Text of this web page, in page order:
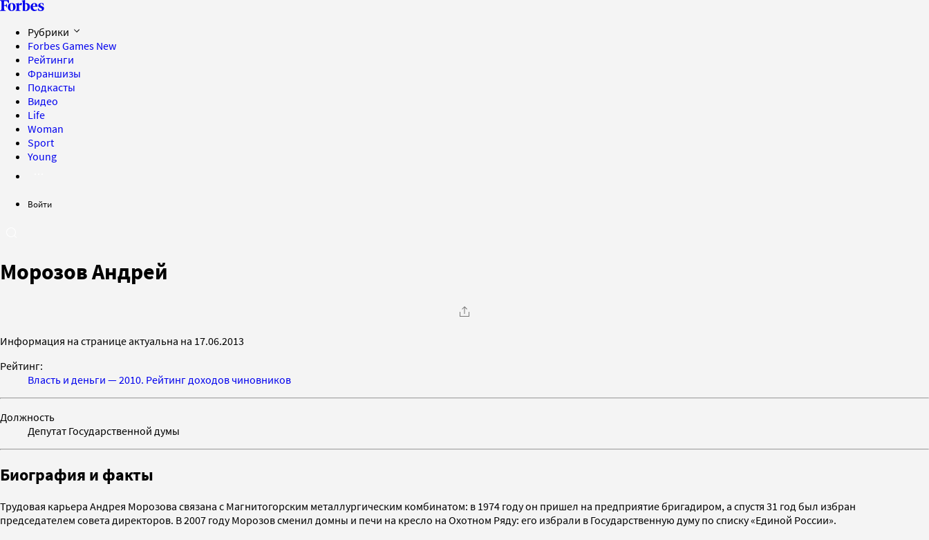
Рубрики
Forbes Games New
Рейтинги
Франшизы
Подкасты
Видео
Life
Woman
Sport
Young
Войти
Морозов Андрей
Информация на странице актуальна на 17.06.2013
Рейтинг:
Власть и деньги — 2010. Рейтинг доходов чиновников
Должность
Депутат Государственной думы
Биография и факты
Трудовая карьера Андрея Морозова связана с Магнитогорским металлургическим комбинатом: в 1974 году он пришел на предприятие бригадиром, а спустя 31 год был избран
председателем совета директоров. В 2007 году Морозов сменил домны и печи на кресло на Охотном Ряду: его избрали в Государственную думу по списку «Единой России».